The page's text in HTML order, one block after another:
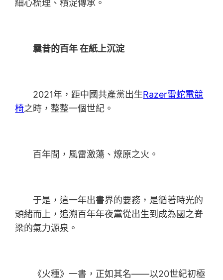
細心梳理、積淀傳承。
曩昔的百年 在紙上沉淀
2021年，距中國共產黨出生Razer雷蛇電競
椅之時，整整一個世紀。
百年間，風雷激蕩、燎原之火。
于是，這一年出書界的要務，是循著時光的
頭緒而上，追溯百年年夜黨從出生到成為國之脊
梁的氣力源泉。
《火種》一書，正如其名——以20世紀初極